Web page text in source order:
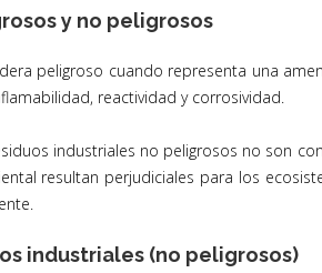
y no peligrosos
peligroso cuando representa una
reactividad y corrosividad.
industriales no peligrosos no son
resultan perjudiciales para los
industriales (no peligrosos)